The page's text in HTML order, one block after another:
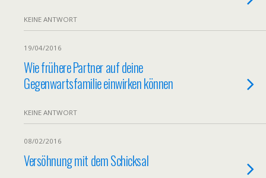
KEINE ANTWORT
19/04/2016
Wie frühere Partner auf deine
Gegenwartsfamilie einwirken können
KEINE ANTWORT
08/02/2016
Versöhnung mit dem Schicksal